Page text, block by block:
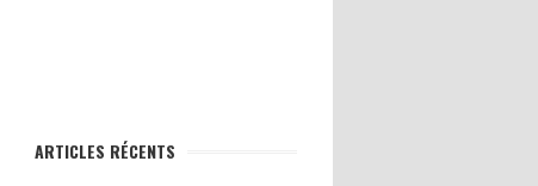
ARTICLES RÉCENTS